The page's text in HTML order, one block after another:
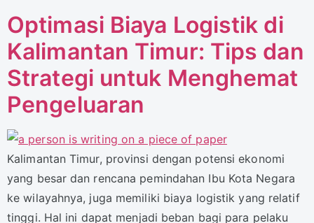
Optimasi Biaya Logistik di
Kalimantan Timur: Tips dan
Strategi untuk Menghemat
Pengeluaran
Kalimantan Timur, provinsi dengan potensi ekonomi
yang besar dan rencana pemindahan Ibu Kota Negara
ke wilayahnya, juga memiliki biaya logistik yang relatif
tinggi. Hal ini dapat menjadi beban bagi para pelaku